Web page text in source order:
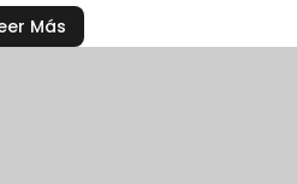
Más